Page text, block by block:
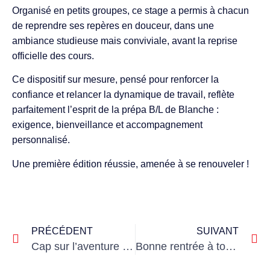
Organisé en petits groupes, ce stage a permis à chacun
de reprendre ses repères en douceur, dans une
ambiance studieuse mais conviviale, avant la reprise
officielle des cours.
Ce dispositif sur mesure, pensé pour renforcer la
confiance et relancer la dynamique de travail, reflète
parfaitement l’esprit de la prépa B/L de Blanche :
exigence, bienveillance et accompagnement
personnalisé.
Une première édition réussie, amenée à se renouveler !
PRÉCÉDENT
Cap sur l’aventure avec l’EuropRaid
SUIVANT
Bonne rentrée à tous !